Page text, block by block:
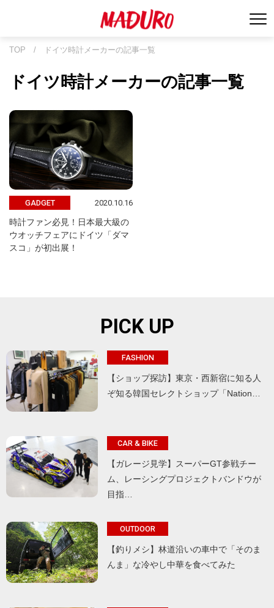
TOP / ドイツ時計メーカーの記事一覧
ドイツ時計メーカーの記事一覧
GADGET 2020.10.16
時計ファン必見！日本最大級の
ウオッチフェアにドイツ「ダマ
スコ」が初出展！
PICK UP
FASHION
【ショップ探訪】東京・西新宿に知る人
ぞ知る韓国セレクトショップ「Nation…
CAR & BIKE
【ガレージ見学】スーパーGT参戦チー
ム、レーシングプロジェクトバンドウが
目指…
OUTDOOR
【釣りメシ】林道沿いの車中で「そのま
んま」な冷やし中華を食べてみた